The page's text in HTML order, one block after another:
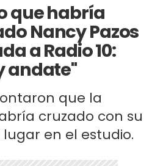
que habría
Nancy Pazos
a Radio 10:
andate"
que la
cruzado con su
en el estudio.